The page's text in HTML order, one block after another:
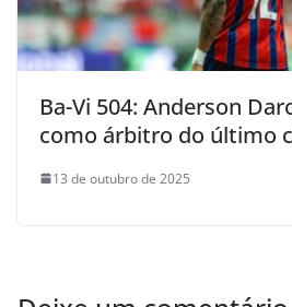
Ba-Vi 504: Anderson
como árbitro do último
13 de outubro de 2025